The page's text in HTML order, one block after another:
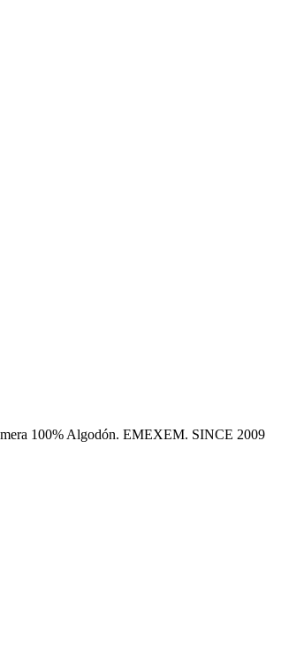
100% Algodón. EMEXEM. SINCE 2009